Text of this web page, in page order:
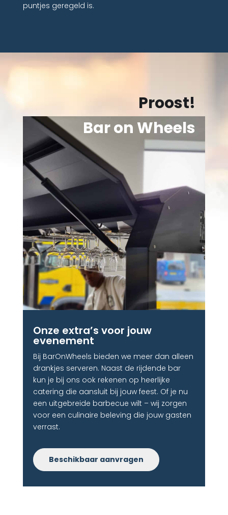
puntjes geregeld is.
Proost!
Bar on Wheels
Onze extra’s voor jouw
evenement​
Bij BarOnWheels bieden we meer dan alleen
drankjes serveren. Naast de rijdende bar
kun je bij ons ook rekenen op heerlijke
catering die aansluit bij jouw feest. Of je nu
een uitgebreide barbecue wilt – wij zorgen
voor een culinaire beleving die jouw gasten
verrast.
Beschikbaar aanvragen